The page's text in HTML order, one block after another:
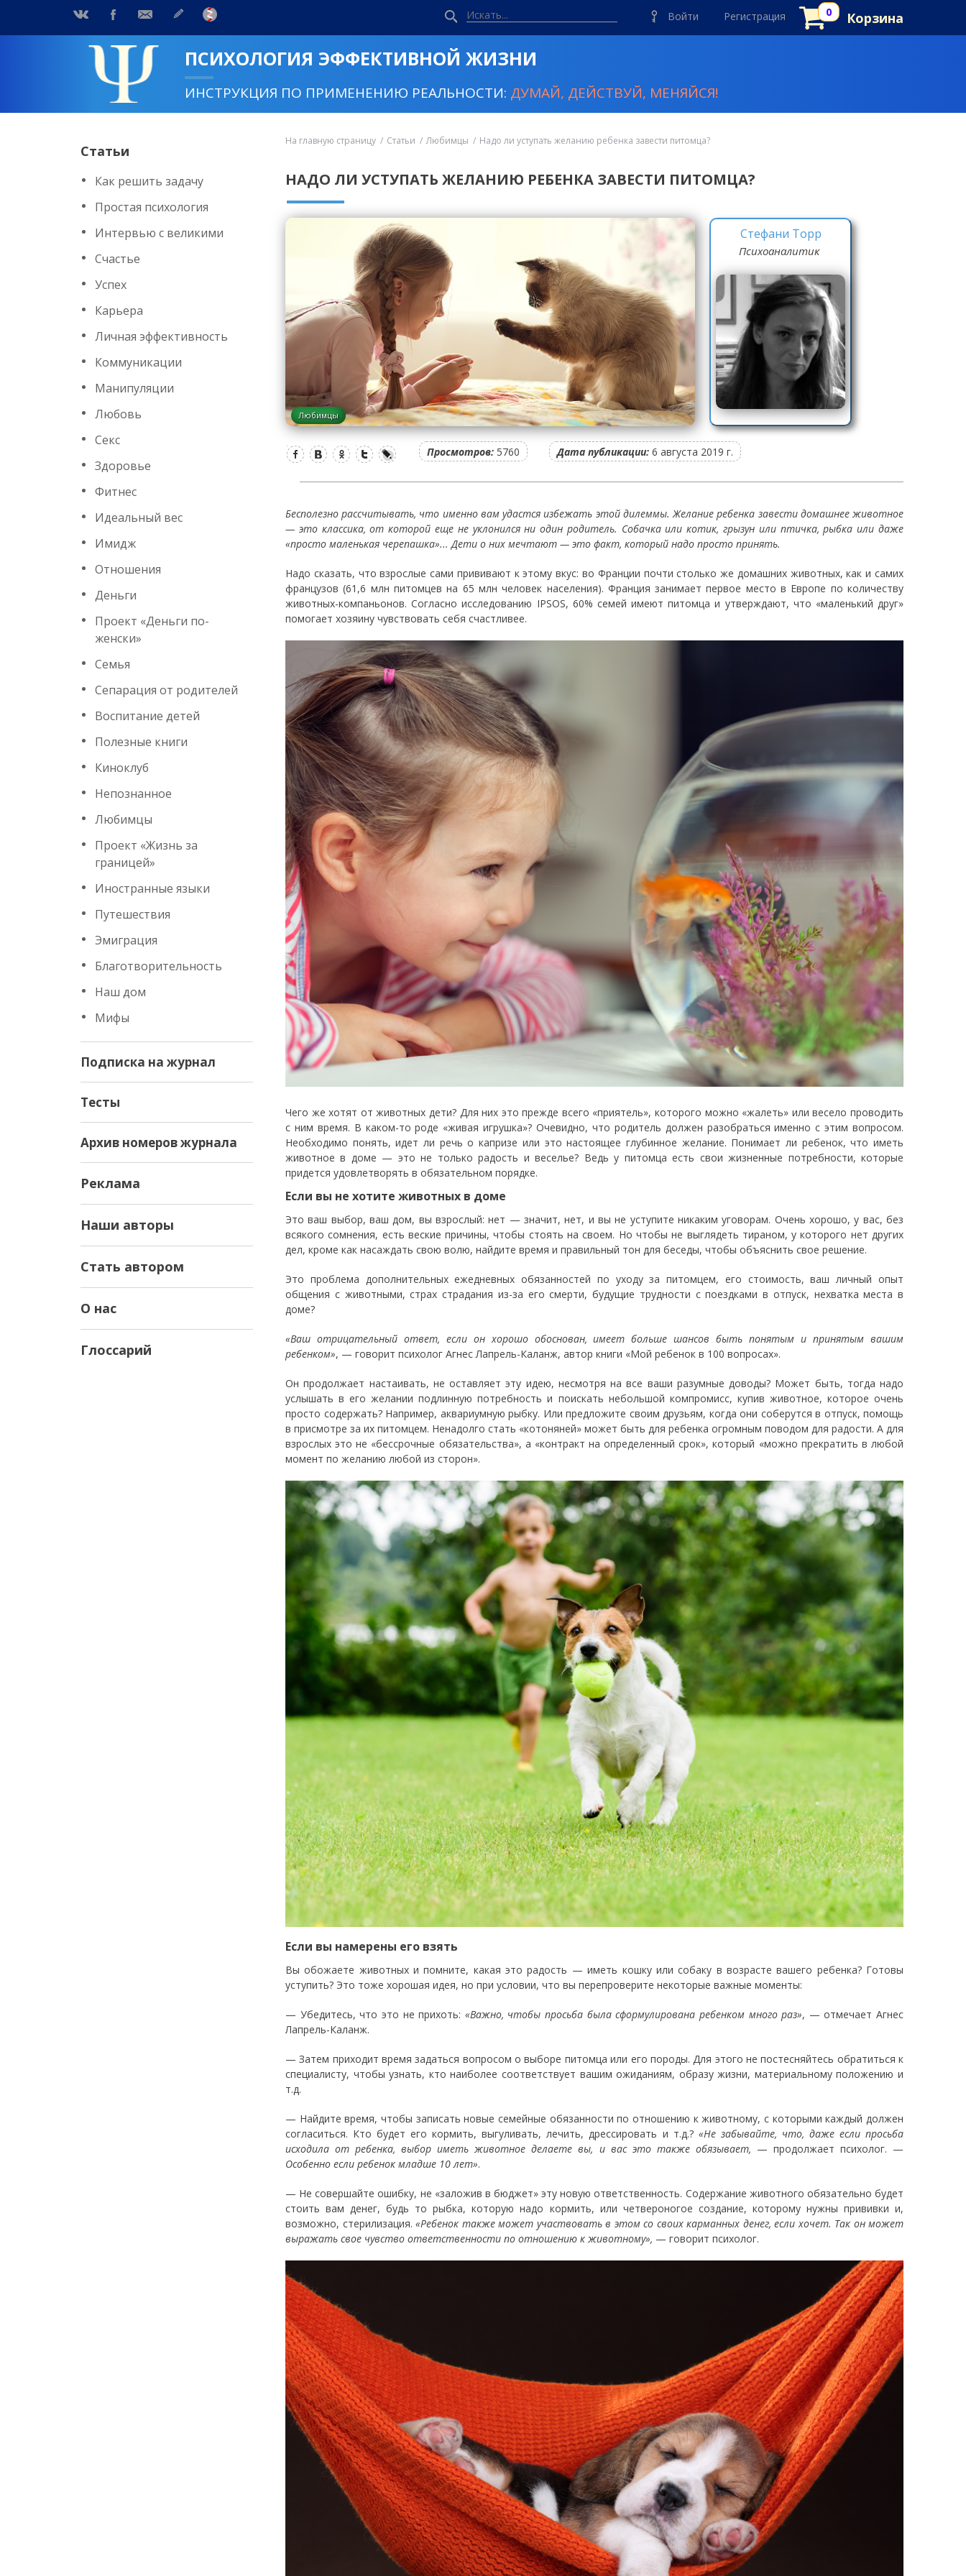
Войти Регистрация Корзина
ПСИХОЛОГИЯ ЭФФЕКТИВНОЙ ЖИЗНИ
ИНСТРУКЦИЯ ПО ПРИМЕНЕНИЮ РЕАЛЬНОСТИ: ДУМАЙ, ДЕЙСТВУЙ, МЕНЯЙСЯ!
Статьи
Как решить задачу
Простая психология
Интервью с великими
Счастье
Успех
Карьера
Личная эффективность
Коммуникации
Манипуляции
Любовь
Секс
Здоровье
Фитнес
Идеальный вес
Имидж
Отношения
Деньги
Проект «Деньги по-
женски»
Семья
Сепарация от родителей
Воспитание детей
Полезные книги
Киноклуб
Непознанное
Любимцы
Проект «Жизнь за
границей»
Иностранные языки
Путешествия
Эмиграция
Благотворительность
Наш дом
Мифы
Подписка на журнал
Тесты
Архив номеров журнала
Реклама
Наши авторы
Стать автором
О нас
Глоссарий
На главную страницу Статьи Любимцы Надо ли уступать желанию ребенка завести питомца?
НАДО ЛИ УСТУПАТЬ ЖЕЛАНИЮ РЕБЕНКА ЗАВЕСТИ ПИТОМЦА?
Любимцы
Стефани Торр
Психоаналитик
Просмотров: 5760 Дата публикации: 6 августа 2019 г.
Бесполезно рассчитывать, что именно вам удастся избежать этой дилеммы. Желание ребенка завести домашнее животное
— это классика, от которой еще не уклонился ни один родитель. Собачка или котик, грызун или птичка, рыбка или даже
«просто маленькая черепашка»... Дети о них мечтают — это факт, который надо просто принять.
Надо сказать, что взрослые сами прививают к этому вкус: во Франции почти столько же домашних животных, как и самих
французов (61,6 млн питомцев на 65 млн человек населения). Франция занимает первое место в Европе по количеству
животных-компаньонов. Согласно исследованию IPSOS, 60% семей имеют питомца и утверждают, что «маленький друг»
помогает хозяину чувствовать себя счастливее.
Чего же хотят от животных дети? Для них это прежде всего «приятель», которого можно «жалеть» или весело проводить
с ним время. В каком-то роде «живая игрушка»? Очевидно, что родитель должен разобраться именно с этим вопросом.
Необходимо понять, идет ли речь о капризе или это настоящее глубинное желание. Понимает ли ребенок, что иметь
животное в доме — это не только радость и веселье? Ведь у питомца есть свои жизненные потребности, которые
придется удовлетворять в обязательном порядке.
Если вы не хотите животных в доме
Это ваш выбор, ваш дом, вы взрослый: нет — значит, нет, и вы не уступите никаким уговорам. Очень хорошо, у вас, без
всякого сомнения, есть веские причины, чтобы стоять на своем. Но чтобы не выглядеть тираном, у которого нет других
дел, кроме как насаждать свою волю, найдите время и правильный тон для беседы, чтобы объяснить свое решение.
Это проблема дополнительных ежедневных обязанностей по уходу за питомцем, его стоимость, ваш личный опыт
общения с животными, страх страдания из-за его смерти, будущие трудности с поездками в отпуск, нехватка места в
доме?
«Ваш отрицательный ответ, если он хорошо обоснован, имеет больше шансов быть понятым и принятым вашим
ребенком», — говорит психолог Агнес Лапрель-Каланж, автор книги «Мой ребенок в 100 вопросах».
Он продолжает настаивать, не оставляет эту идею, несмотря на все ваши разумные доводы? Может быть, тогда надо
услышать в его желании подлинную потребность и поискать небольшой компромисс, купив животное, которое очень
просто содержать? Например, аквариумную рыбку. Или предложите своим друзьям, когда они соберутся в отпуск, помощь
в присмотре за их питомцем. Ненадолго стать «котоняней» может быть для ребенка огромным поводом для радости. А для
взрослых это не «бессрочные обязательства», а «контракт на определенный срок», который «можно прекратить в любой
момент по желанию любой из сторон».
Если вы намерены его взять
Вы обожаете животных и помните, какая это радость — иметь кошку или собаку в возрасте вашего ребенка? Готовы
уступить? Это тоже хорошая идея, но при условии, что вы перепроверите некоторые важные моменты:
— Убедитесь, что это не прихоть: «Важно, чтобы просьба была сформулирована ребенком много раз», — отмечает Агнес
Лапрель-Каланж.
— Затем приходит время задаться вопросом о выборе питомца или его породы. Для этого не постесняйтесь обратиться к
специалисту, чтобы узнать, кто наиболее соответствует вашим ожиданиям, образу жизни, материальному положению и
т.д.
— Найдите время, чтобы записать новые семейные обязанности по отношению к животному, с которыми каждый должен
согласиться. Кто будет его кормить, выгуливать, лечить, дрессировать и т.д.? «Не забывайте, что, даже если просьба
исходила от ребенка, выбор иметь животное делаете вы, и вас это также обязывает, — продолжает психолог. —
Особенно если ребенок младше 10 лет».
— Не совершайте ошибку, не «заложив в бюджет» эту новую ответственность. Содержание животного обязательно будет
стоить вам денег, будь то рыбка, которую надо кормить, или четвероногое создание, которому нужны прививки и,
возможно, стерилизация. «Ребенок также может участвовать в этом со своих карманных денег, если хочет. Так он может
выражать свое чувство ответственности по отношению к животному», — говорит психолог.